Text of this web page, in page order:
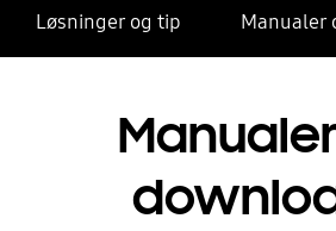
Løsninger og tip Manualer